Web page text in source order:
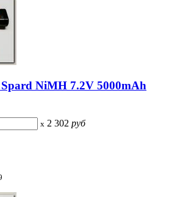
NiMH 7.2V 5000mAh
x 2 302 руб